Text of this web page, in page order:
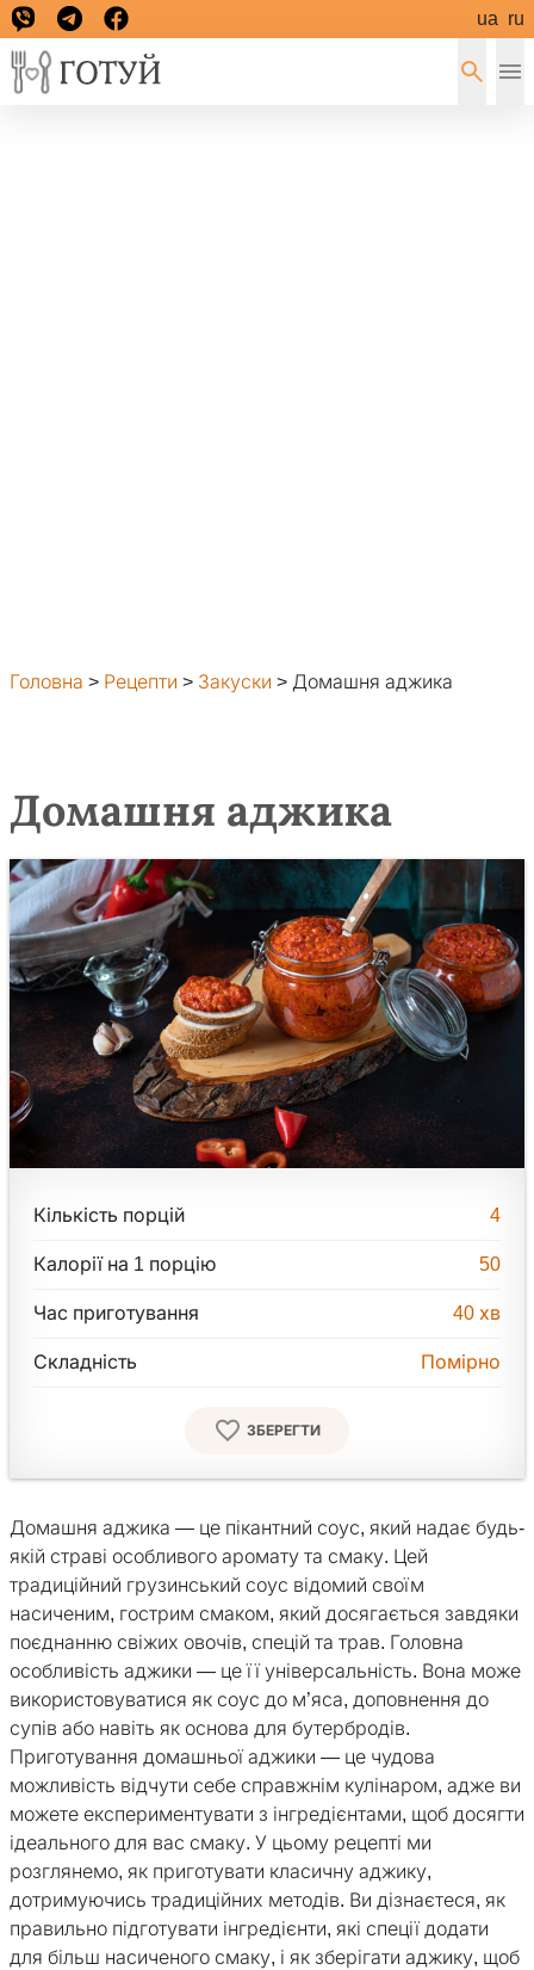
ua ru
Головна > Рецепти > Закуски > Домашня аджика
Домашня аджика
Кількість порцій 4
Калорії на 1 порцію 50
Час приготування 40 хв
Складність Помірно
ЗБЕРЕГТИ
Домашня аджика — це пікантний соус, який надає будь-
якій страві особливого аромату та смаку. Цей
традиційний грузинський соус відомий своїм
насиченим, гострим смаком, який досягається завдяки
поєднанню свіжих овочів, спецій та трав. Головна
особливість аджики — це її універсальність. Вона може
використовуватися як соус до м’яса, доповнення до
супів або навіть як основа для бутербродів.
Приготування домашньої аджики — це чудова
можливість відчути себе справжнім кулінаром, адже ви
можете експериментувати з інгредієнтами, щоб досягти
ідеального для вас смаку. У цьому рецепті ми
розглянемо, як приготувати класичну аджику,
дотримуючись традиційних методів. Ви дізнаєтеся, як
правильно підготувати інгредієнти, які спеції додати
для більш насиченого смаку, і як зберігати аджику, щоб